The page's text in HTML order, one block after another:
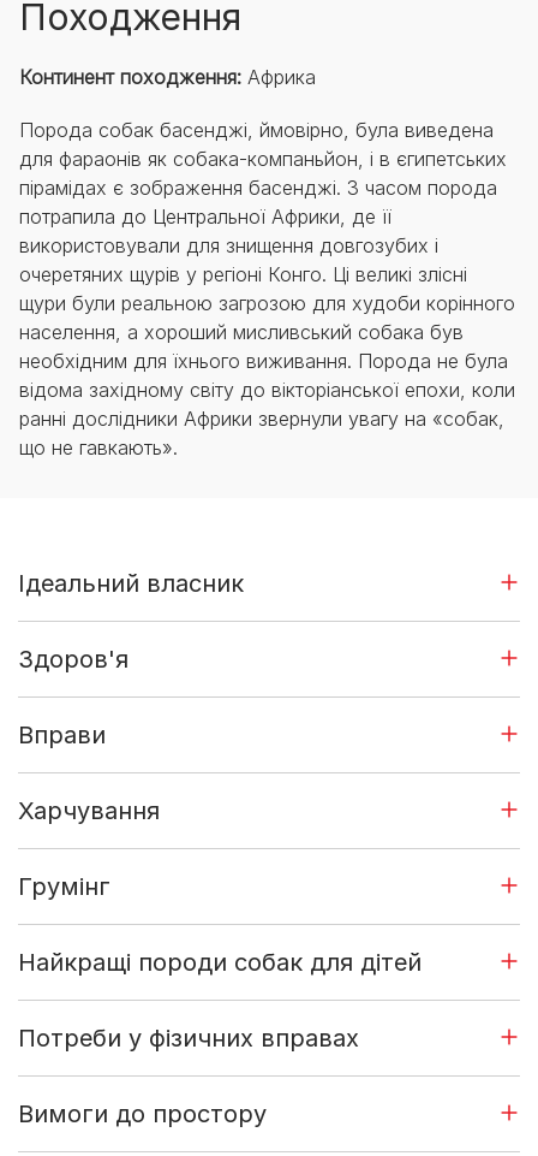
Походження
Континент походження: Африка
Порода собак басенджі, ймовірно, була виведена
для фараонів як собака-компаньйон, і в єгипетських
пірамідах є зображення басенджі. З часом порода
потрапила до Центральної Африки, де її
використовували для знищення довгозубих і
очеретяних щурів у регіоні Конго. Ці великі злісні
щури були реальною загрозою для худоби корінного
населення, а хороший мисливський собака був
необхідним для їхнього виживання. Порода не була
відома західному світу до вікторіанської епохи, коли
ранні дослідники Африки звернули увагу на «собак,
що не гавкають».
Ідеальний власник
Здоров'я
Вправи
Харчування
Грумінг
Найкращі породи собак для дітей
Потреби у фізичних вправах
Вимоги до простору